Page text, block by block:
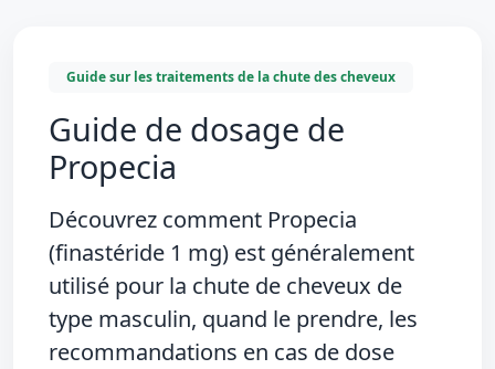
Guide sur les traitements de la chute des cheveux
Guide de dosage de
Propecia
Découvrez comment Propecia
(finastéride 1 mg) est généralement
utilisé pour la chute de cheveux de
type masculin, quand le prendre, les
recommandations en cas de dose